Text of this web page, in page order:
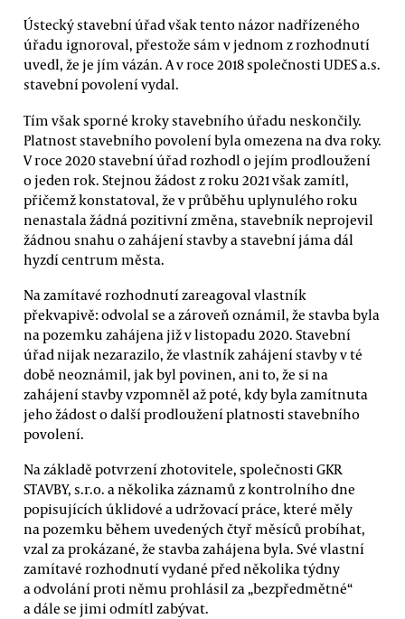
Ústecký stavební úřad však tento názor nadřízeného
úřadu ignoroval, přestože sám v jednom z rozhodnutí
uvedl, že je jím vázán. A v roce 2018 společnosti UDES a.s.
stavební povolení vydal.
Tím však sporné kroky stavebního úřadu neskončily.
Platnost stavebního povolení byla omezena na dva roky.
V roce 2020 stavební úřad rozhodl o jejím prodloužení
o jeden rok. Stejnou žádost z roku 2021 však zamítl,
přičemž konstatoval, že v průběhu uplynulého roku
nenastala žádná pozitivní změna, stavebník neprojevil
žádnou snahu o zahájení stavby a stavební jáma dál
hyzdí centrum města.
Na zamítavé rozhodnutí zareagoval vlastník
překvapivě: odvolal se a zároveň oznámil, že stavba byla
na pozemku zahájena již v listopadu 2020. Stavební
úřad nijak nezarazilo, že vlastník zahájení stavby v té
době neoznámil, jak byl povinen, ani to, že si na
zahájení stavby vzpomněl až poté, kdy byla zamítnuta
jeho žádost o další prodloužení platnosti stavebního
povolení.
Na základě potvrzení zhotovitele, společnosti GKR
STAVBY, s.r.o. a několika záznamů z kontrolního dne
popisujících úklidové a udržovací práce, které měly
na pozemku během uvedených čtyř měsíců probíhat,
vzal za prokázané, že stavba zahájena byla. Své vlastní
zamítavé rozhodnutí vydané před několika týdny
a odvolání proti němu prohlásil za „bezpředmětné“
a dále se jimi odmítl zabývat.